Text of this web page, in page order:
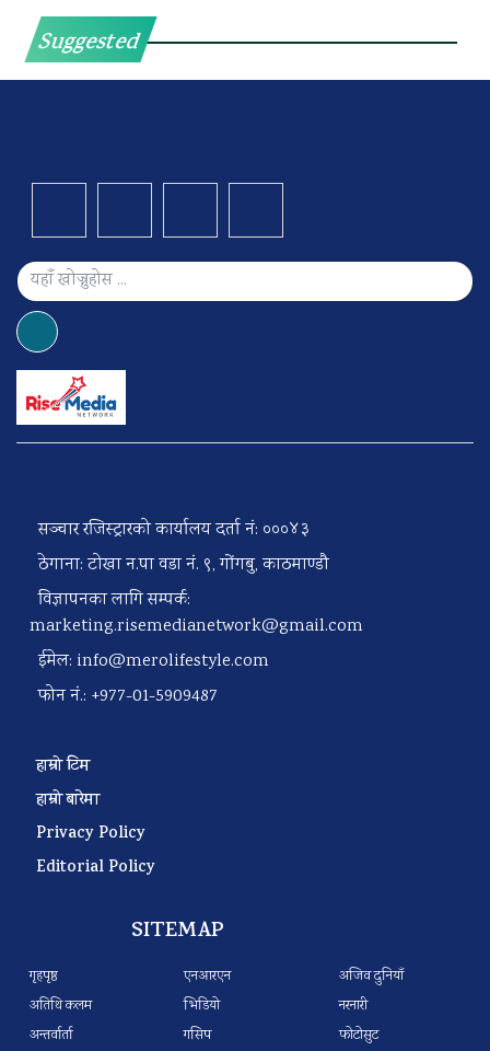
Suggested
सञ्चार रजिस्ट्रारको कार्यालय दर्ता नं: ०००४३
ठेगाना: टोखा न.पा वडा नं. ९, गोंगबु, काठमाण्डौ
विज्ञापनका लागि सम्पर्क:
marketing.risemedianetwork@gmail.com
ईमेल: info@merolifestyle.com
फोन नं.: +977-01-5909487
हाम्रो टिम
हाम्रो बारेमा
Privacy Policy
Editorial Policy
SITEMAP
गृहपृष्ठ
अतिथि कलम
अन्तर्वार्ता
एनआरएन
भिडियो
गसिप
अजिव दुनियाँ
नरनारी
फोटोसुट